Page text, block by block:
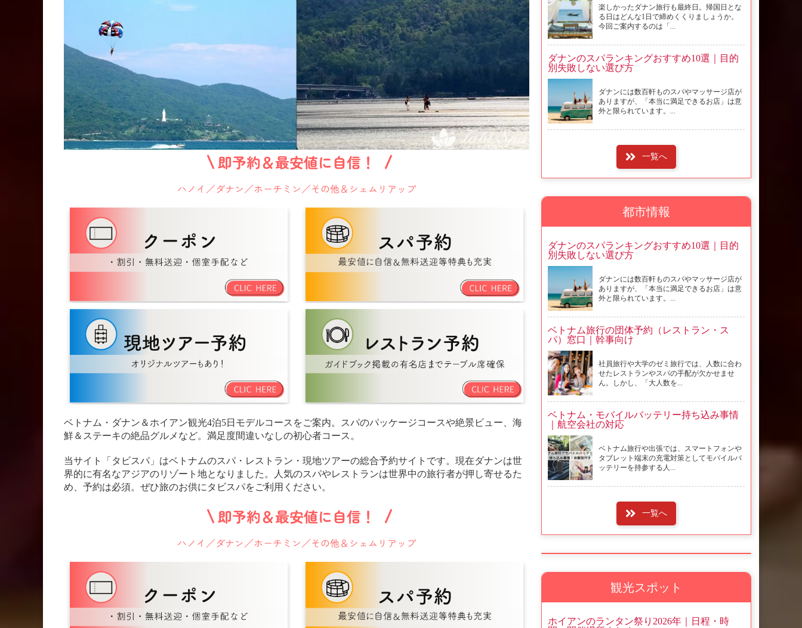
ベトナム・ダナン＆ホイアン観光4泊5日モデルコースをご案内。スパのパッケージコースや絶景ビュー、海
鮮＆ステーキの絶品グルメなど。満足度間違いなしの初心者コース。
当サイト「タビスパ」はベトナムのスパ・レストラン・現地ツアーの総合予約サイトです。現在ダナンは世
界的に有名なアジアのリゾート地となりました。人気のスパやレストランは世界中の旅行者が押し寄せるた
め、予約は必須。ぜひ旅のお供にタビスパをご利用ください。
楽しかったダナン旅行も最終日。帰国日とな
る日はどんな1日で締めくくりましょうか。
今回ご案内するのは「...
ダナンのスパランキングおすすめ10選｜目的
別失敗しない選び方
ダナンには数百軒ものスパやマッサージ店が
ありますが、「本当に満足できるお店」は意
外と限られています。...
一覧へ
都市情報
ダナンのスパランキングおすすめ10選｜目的
別失敗しない選び方
ダナンには数百軒ものスパやマッサージ店が
ありますが、「本当に満足できるお店」は意
外と限られています。...
ベトナム旅行の団体予約（レストラン・ス
パ）窓口｜幹事向け
社員旅行や大学のゼミ旅行では、人数に合わ
せたレストランやスパの手配が欠かせませ
ん。しかし、「大人数を...
ベトナム・モバイルバッテリー持ち込み事情
｜航空会社の対応
ベトナム旅行や出張では、スマートフォンや
タブレット端末の充電対策としてモバイルバ
ッテリーを持参する人...
一覧へ
観光スポット
ホイアンのランタン祭り2026年｜日程・時